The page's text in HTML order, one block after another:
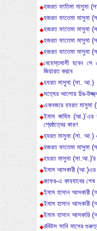
হজরত ফাতিমা মাসুমা
হজরত ফাতেমা মাসুমা
হজরত ফাতেমা মাসুমা
হজরত ফাতেমা মাসুমা
হজরত ফাতেমা মাসুমা
বেহেস্তবাসী হবেন সে
জিয়ারত করবে
হযরত মাসুমা (সা. আ.)
সত্যের আলোয় চির-
একনজরে হযরত মাসুমা
ইমাম কাযিম (আ.)’এর
শ্রেষ্ঠত্বের কারণ
হযরত মাসুমা (সা. আ.)
হজরত ফাতেমা মাসুমা
হযরত মাসুমা (সা.আ.)'র
ইমাম আসকারী (আ.)এর
জাফর-এ কাযযাবের শেষ
ইমাম হাসান আসকারী
ইমাম হাসান আসকারী
ইমাম হাসান আসকারি
রবিউস সানি মাসের